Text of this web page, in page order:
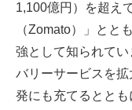
1,100億円）を超え
（Zomato）」とと
強として知られて
バリーサービスを
発にも充てるとと